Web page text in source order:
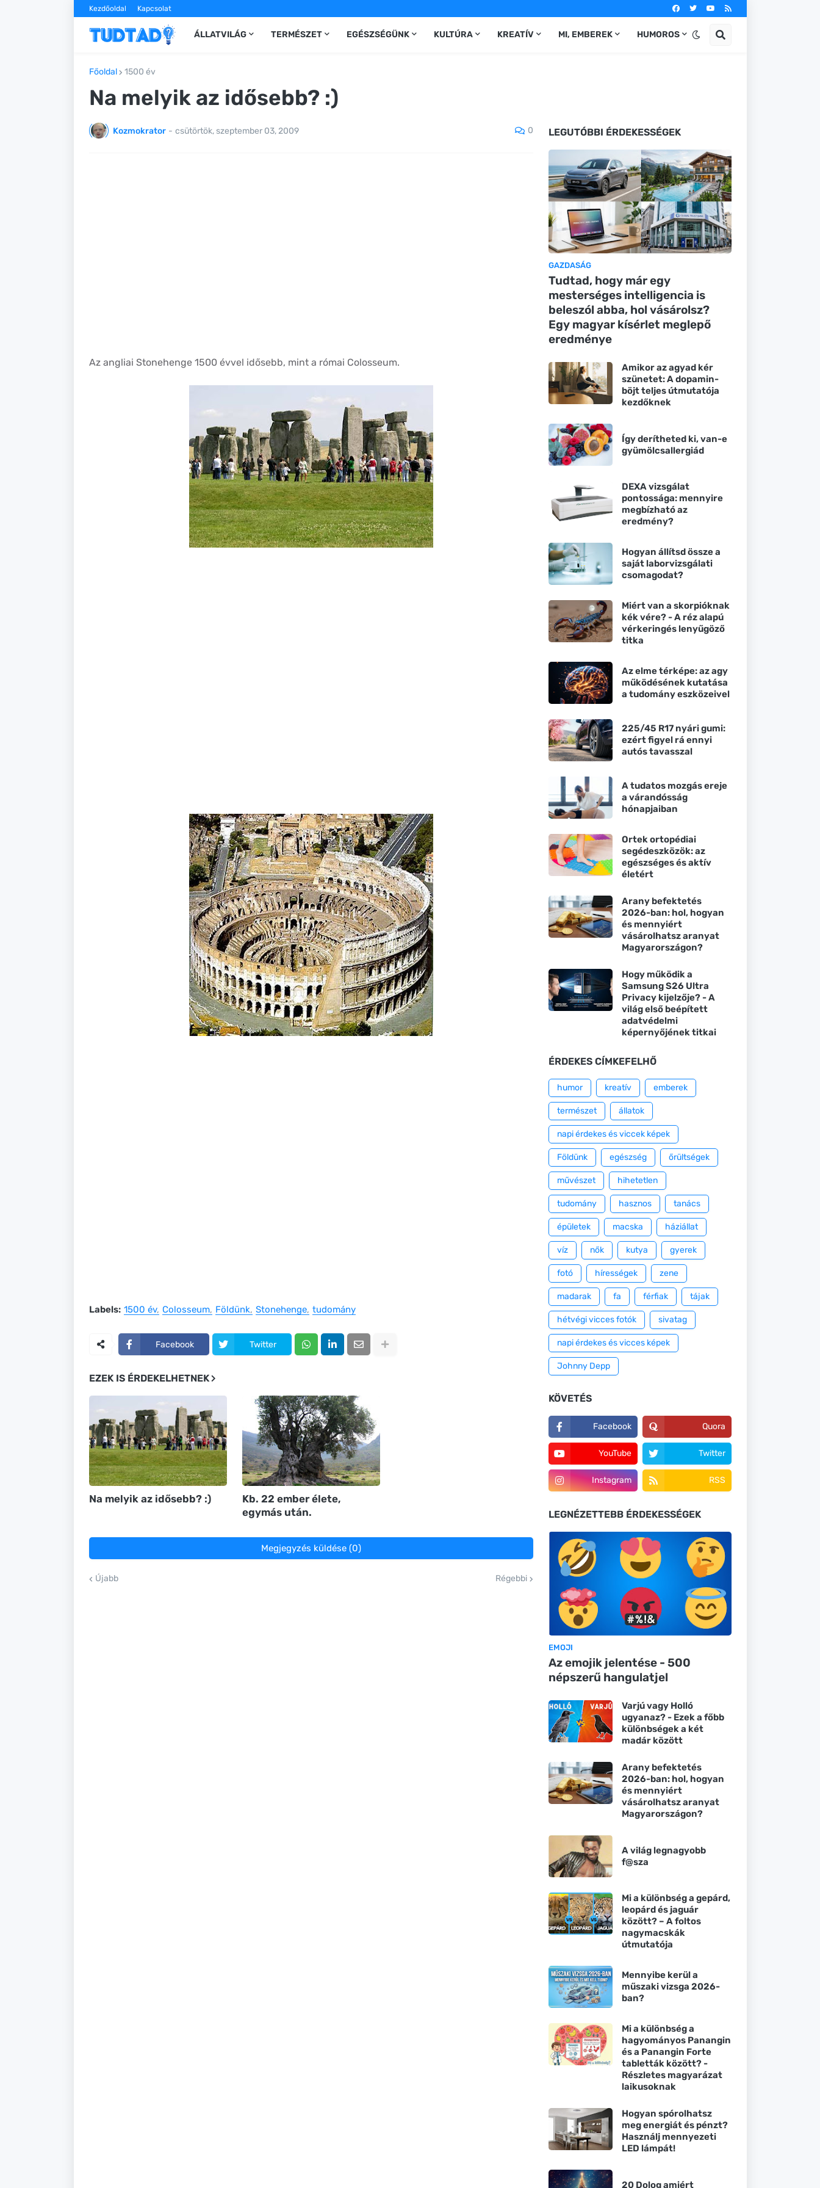
Kezdőoldal Kapcsolat
ÁLLATVILÁG TERMÉSZET EGÉSZSÉGÜNK KULTÚRA KREATÍV MI, EMBEREK HUMOROS
Főoldal 1500 év
Na melyik az idősebb? :)
Kozmokrator - csütörtök, szeptember 03, 2009 0
Az angliai Stonehenge 1500 évvel idősebb, mint a római Colosseum.
Labels: 1500 év Colosseum Földünk Stonehenge tudomány
Facebook Twitter
EZEK IS ÉRDEKELHETNEK
Na melyik az idősebb? :)
Kb. 22 ember élete,
egymás után.
Megjegyzés küldése (0)
Újabb Régebbi
LEGUTÓBBI ÉRDEKESSÉGEK
GAZDASÁG
Tudtad, hogy már egy
mesterséges intelligencia is
beleszól abba, hol vásárolsz?
Egy magyar kísérlet meglepő
eredménye
Amikor az agyad kér
szünetet: A dopamin-
böjt teljes útmutatója
kezdőknek
Így derítheted ki, van-e
gyümölcsallergiád
DEXA vizsgálat
pontossága: mennyire
megbízható az
eredmény?
Hogyan állítsd össze a
saját laborvizsgálati
csomagodat?
Miért van a skorpióknak
kék vére? - A réz alapú
vérkeringés lenyűgöző
titka
Az elme térképe: az agy
működésének kutatása
a tudomány eszközeivel
225/45 R17 nyári gumi:
ezért figyel rá ennyi
autós tavasszal
A tudatos mozgás ereje
a várandósság
hónapjaiban
Ortek ortopédiai
segédeszközök: az
egészséges és aktív
életért
Arany befektetés
2026-ban: hol, hogyan
és mennyiért
vásárolhatsz aranyat
Magyarországon?
Hogy működik a
Samsung S26 Ultra
Privacy kijelzője? - A
világ első beépített
adatvédelmi
képernyőjének titkai
ÉRDEKES CÍMKEFELHŐ
humor kreatív emberek
természet állatok
napi érdekes és viccek képek
Földünk egészség őrültségek
művészet hihetetlen
tudomány hasznos tanács
épületek macska háziállat
víz nők kutya gyerek
fotó hírességek zene
madarak fa férfiak tájak
hétvégi vicces fotók sivatag
napi érdekes és vicces képek
Johnny Depp
KÖVETÉS
Facebook Quora
YouTube Twitter
Instagram RSS
LEGNÉZETTEBB ÉRDEKESSÉGEK
EMOJI
Az emojik jelentése - 500
népszerű hangulatjel
Varjú vagy Holló
ugyanaz? - Ezek a főbb
különbségek a két
madár között
Arany befektetés
2026-ban: hol, hogyan
és mennyiért
vásárolhatsz aranyat
Magyarországon?
A világ legnagyobb
f@sza
Mi a különbség a gepárd,
leopárd és jaguár
között? – A foltos
nagymacskák
útmutatója
Mennyibe kerül a
műszaki vizsga 2026-
ban?
Mi a különbség a
hagyományos Panangin
és a Panangin Forte
tabletták között? -
Részletes magyarázat
laikusoknak
Hogyan spórolhatsz
meg energiát és pénzt?
Használj mennyezeti
LED lámpát!
20 Dolog amiért